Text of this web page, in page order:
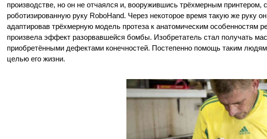
производстве, но он не отчаялся и, вооружившись трёхмерным принтером,
роботизированную руку RoboHand. Через некоторое время такую же руку
адаптировав трёхмерную модель протеза к анатомическим особенностям
произвела эффект разорвавшейся бомбы. Изобретатель стал получать
приобретёнными дефектами конечностей. Постепенно помощь таким
целью его жизни.